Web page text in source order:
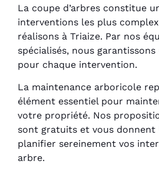
La coupe d’arbres constitue
interventions les plus
réalisons à Triaize. Par nos
spécialisés, nous
pour chaque intervention.
La maintenance arboricole
élément essentiel pour
votre propriété. Nos
sont gratuits et vous donnent
planifier sereinement vos
arbre.